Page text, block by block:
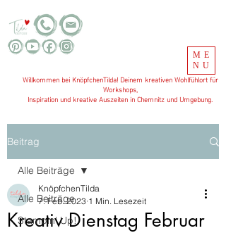
Willkommen bei KnöpfchenTilda! Deinem kreativen Wohlfühlort für
Workshops,
Inspiration und kreative Auszeiten in Chemnitz und Umgebung.
ME
NU
Beitrag
Alle Beiträge
Stampin' Up!
Alle Beiträge
Kreativ Dienstag Februar
KnöpfchenTilda
7. Feb. 2023 1 Min. Lesezeit